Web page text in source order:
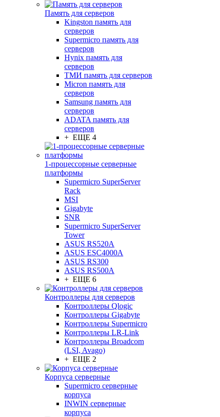
Память для серверов
Kingston память для
серверов
Supermicro память для
серверов
Hynix память для
серверов
ТМИ память для серверов
Micron память для
серверов
Samsung память для
серверов
ADATA память для
серверов
+ ЕЩЕ 4
1-процессорные серверные
платформы
Supermicro SuperServer
Rack
MSI
Gigabyte
SNR
Supermicro SuperServer
Tower
ASUS RS520A
ASUS ESC4000A
ASUS RS300
ASUS RS500A
+ ЕЩЕ 6
Контроллеры для серверов
Контроллеры Qlogic
Контроллеры Gigabyte
Контроллеры Supermicro
Контроллеры LR-Link
Контроллеры Broadcom
(LSI, Avago)
+ ЕЩЕ 2
Корпуса серверные
Supermicro серверные
корпуса
INWIN серверные
корпуса